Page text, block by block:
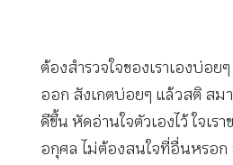
ต้องสำรวจใจของเราเองบ่อยๆ
ออก สังเกตบ่อยๆ แล้วสติ สม
ดีขึ้น หัดอ่านใจตัวเองไว้ ใจเ
อกุศล ไม่ต้องสนใจที่อื่นหรอก